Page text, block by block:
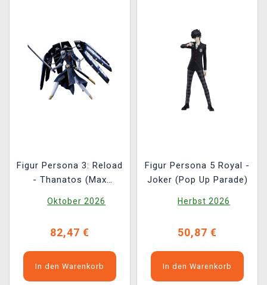
Figur Persona 3: Reload
- Thanatos (Max
Oktober 2026
82,47 €
In den Warenkorb
Figur Persona 5 Royal -
Joker (Pop Up Parade)
Herbst 2026
50,87 €
In den Warenkorb